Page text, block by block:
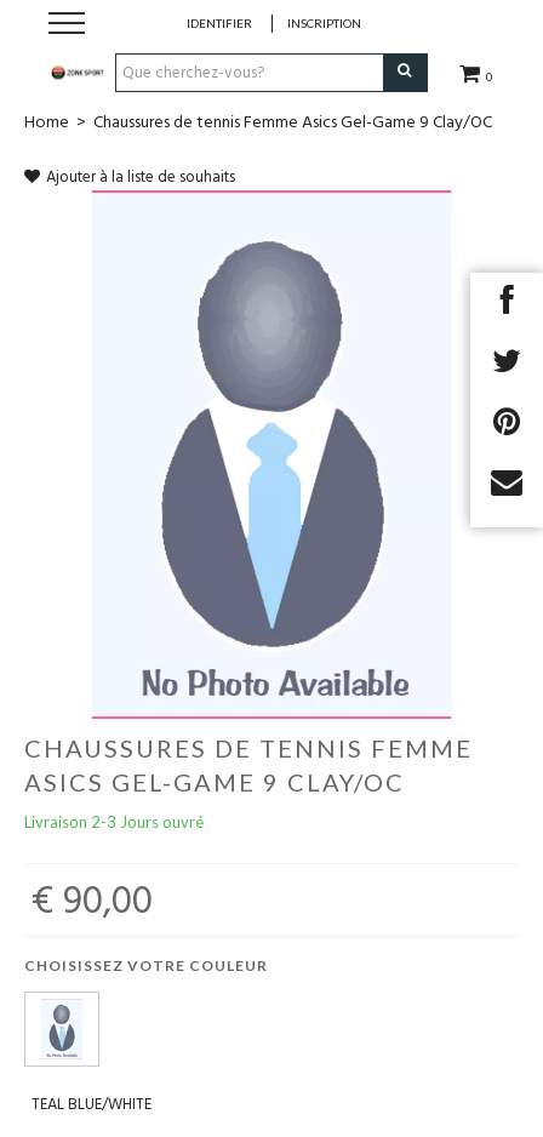
0
IDENTIFIER INSCRIPTION
Running & Trail
Randonnée
Chèques Cadeaux
Home > Chaussures de tennis Femme Asics Gel-Game 9 Clay/OC
Ajouter à la liste de souhaits
CHAUSSURES DE TENNIS FEMME
ASICS GEL-GAME 9 CLAY/OC
Livraison 2-3 Jours ouvré
€ 90,00
CHOISISSEZ VOTRE COULEUR
TEAL BLUE/WHITE